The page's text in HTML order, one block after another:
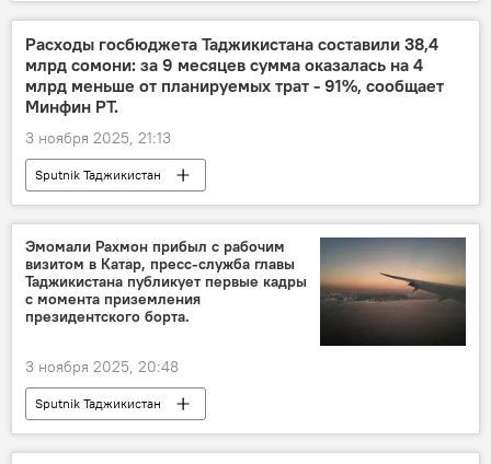
Расходы госбюджета Таджикистана составили 38,4
млрд сомони: за 9 месяцев сумма оказалась на 4
млрд меньше от планируемых трат - 91%, сообщает
Минфин РТ.
3 ноября 2025, 21:13
Sputnik Таджикистан
Эмомали Рахмон прибыл с рабочим
визитом в Катар, пресс-служба главы
Таджикистана публикует первые кадры
с момента приземления
президентского борта.
3 ноября 2025, 20:48
Sputnik Таджикистан